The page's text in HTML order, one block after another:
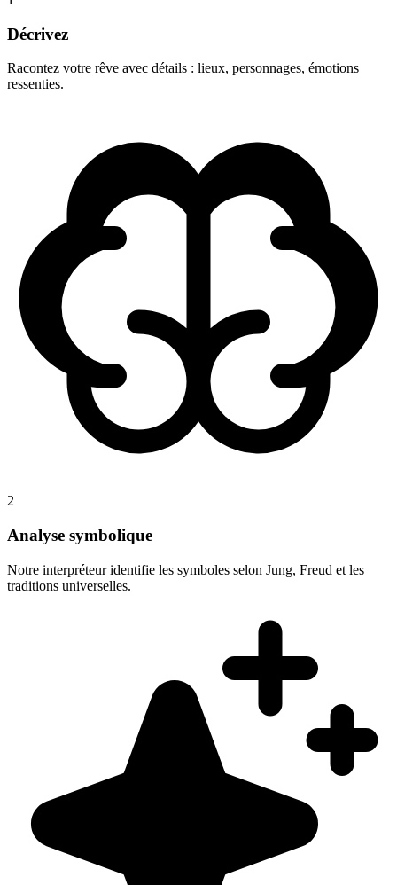
Décrivez
Racontez votre rêve avec détails : lieux, personnages, émotions
ressenties.
2
Analyse symbolique
Notre interpréteur identifie les symboles selon Jung, Freud et les
traditions universelles.